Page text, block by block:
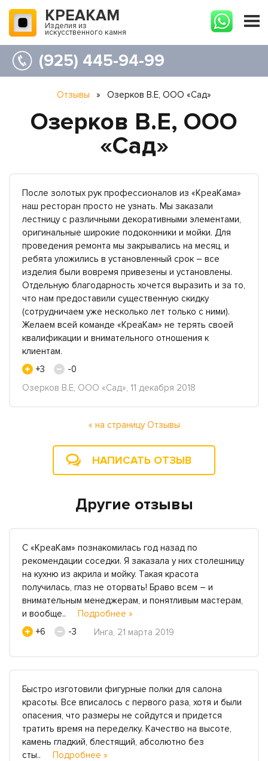
КРЕАКАМ
Изделия из
искусственного камня
(925) 445-94-99
Отзывы » Озерков В.Е, ООО «Сад»
Озерков В.Е, ООО
«Сад»
После золотых рук профессионалов из «КреаКама»
наш ресторан просто не узнать. Мы заказали
лестницу с различными декоративными элементами,
оригинальные широкие подоконники и мойки. Для
проведения ремонта мы закрывались на месяц, и
ребята уложились в установленный срок – все
изделия были вовремя привезены и установлены.
Отдельную благодарность хочется выразить и за то,
что нам предоставили существенную скидку
(сотрудничаем уже несколько лет только с ними).
Желаем всей команде «КреаКам» не терять своей
квалификации и внимательного отношения к
клиентам.
+3
-0
Озерков В.Е, ООО «Сад», 11 декабря 2018
« на страницу Отзывы
НАПИСАТЬ ОТЗЫВ
Другие отзывы
С «КреаКам» познакомилась год назад по
рекомендации соседки. Я заказала у них столешницу
на кухню из акрила и мойку. Такая красота
получилась, глаз не оторвать! Браво всем – и
внимательным менеджерам, и понятливым мастерам,
и вообще.. Подробнее »
+6
-3 Инга, 21 марта 2019
Быстро изготовили фигурные полки для салона
красоты. Все вписалось с первого раза, хотя и были
опасения, что размеры не сойдутся и придется
тратить время на переделку. Качество на высоте,
камень гладкий, блестящий, абсолютно без
сты.. Подробнее »